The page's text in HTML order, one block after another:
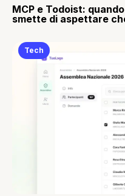
MCP e Todoist:
smette di aspettare
Tech